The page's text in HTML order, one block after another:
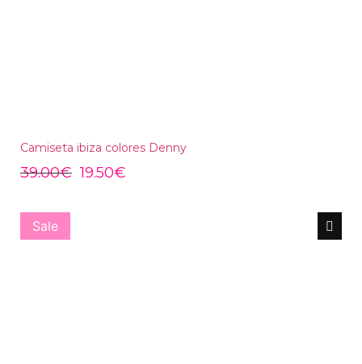
Camiseta ibiza colores Denny
39.00€ 19.50€
Sale